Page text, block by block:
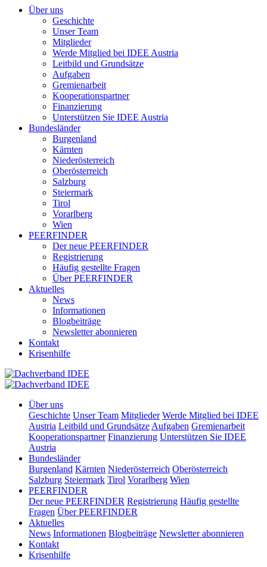
Über uns
Geschichte
Unser Team
Mitglieder
Werde Mitglied bei IDEE Austria
Leitbild und Grundsätze
Aufgaben
Gremienarbeit
Kooperationspartner
Finanzierung
Unterstützen Sie IDEE Austria
Bundesländer
Burgenland
Kärnten
Niederösterreich
Oberösterreich
Salzburg
Steiermark
Tirol
Vorarlberg
Wien
PEERFINDER
Der neue PEERFINDER
Registrierung
Häufig gestellte Fragen
Über PEERFINDER
Aktuelles
News
Informationen
Blogbeiträge
Newsletter abonnieren
Kontakt
Krisenhilfe
Über uns
Geschichte Unser Team Mitglieder Werde Mitglied bei IDEE
Austria Leitbild und Grundsätze Aufgaben Gremienarbeit
Kooperationspartner Finanzierung Unterstützen Sie IDEE
Austria
Bundesländer
Burgenland Kärnten Niederösterreich Oberösterreich
Salzburg Steiermark Tirol Vorarlberg Wien
PEERFINDER
Der neue PEERFINDER Registrierung Häufig gestellte
Fragen Über PEERFINDER
Aktuelles
News Informationen Blogbeiträge Newsletter abonnieren
Kontakt
Krisenhilfe